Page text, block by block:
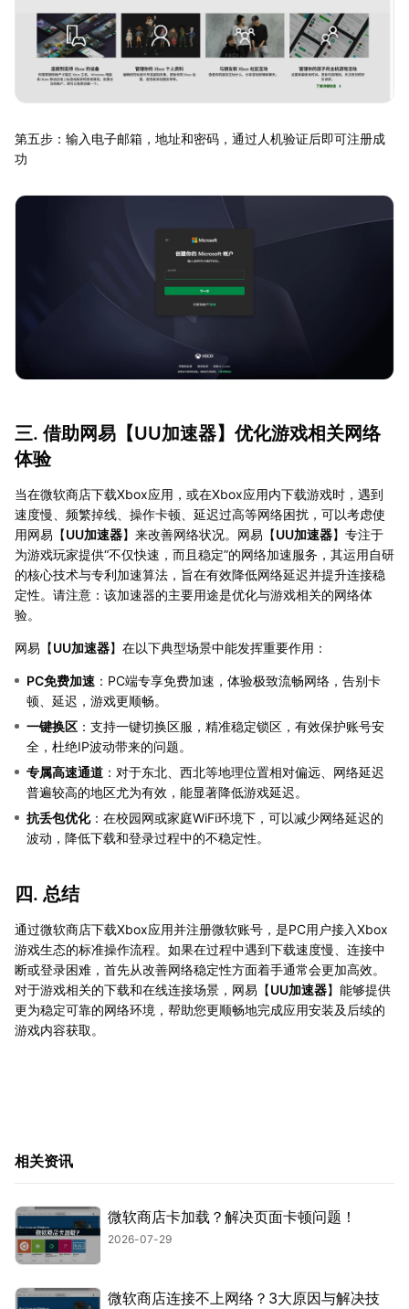
第五步：输入电子邮箱，地址和密码，通过人机验证后即可注册成
功
三. 借助网易【UU加速器】优化游戏相关网络
体验
当在微软商店下载Xbox应用，或在Xbox应用内下载游戏时，遇到
速度慢、频繁掉线、操作卡顿、延迟过高等网络困扰，可以考虑使
用网易【UU加速器】来改善网络状况。网易【UU加速器】专注于
为游戏玩家提供“不仅快速，而且稳定”的网络加速服务，其运用自研
的核心技术与专利加速算法，旨在有效降低网络延迟并提升连接稳
定性。请注意：该加速器的主要用途是优化与游戏相关的网络体
验。
网易【UU加速器】在以下典型场景中能发挥重要作用：
PC免费加速 ：PC端专享免费加速，体验极致流畅网络，告别卡
顿、延迟，游戏更顺畅。
一键换区 ：支持一键切换区服，精准稳定锁区，有效保护账号安
全，杜绝IP波动带来的问题。
专属高速通道 ：对于东北、西北等地理位置相对偏远、网络延迟
普遍较高的地区尤为有效，能显著降低游戏延迟。
抗丢包优化：在校园网或家庭WiFi环境下，可以减少网络延迟的
波动，降低下载和登录过程中的不稳定性。
四. 总结
通过微软商店下载Xbox应用并注册微软账号，是PC用户接入Xbox
游戏生态的标准操作流程。如果在过程中遇到下载速度慢、连接中
断或登录困难，首先从改善网络稳定性方面着手通常会更加高效。
对于游戏相关的下载和在线连接场景，网易【UU加速器】能够提供
更为稳定可靠的网络环境，帮助您更顺畅地完成应用安装及后续的
游戏内容获取。
相关资讯
微软商店卡加载？解决页面卡顿问题！
2026-07-29
微软商店连接不上网络？3大原因与解决技